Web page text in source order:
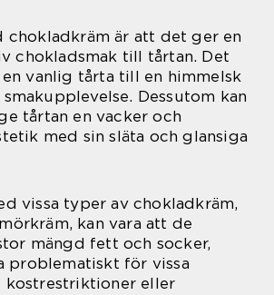
chokladkräm är att det ger en
chokladsmak till tårtan. Det
vanlig tårta till en himmelsk
Dessutom kan
tårtan en vacker och
med sin släta och glansiga
vissa typer av chokladkräm,
kan vara att de
mängd fett och socker,
problematiskt för vissa
kostrestriktioner eller